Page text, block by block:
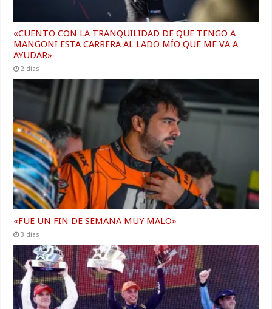
«CUENTO CON LA TRANQUILIDAD DE QUE TENGO A
MANGONI ESTA CARRERA AL LADO MÍO QUE ME VA A
AYUDAR»
2 días
«FUE UN FIN DE SEMANA MUY MALO»
3 días